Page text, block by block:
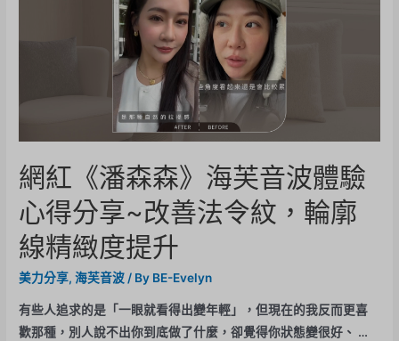
網紅《潘森森》海芙音波體驗
心得分享~改善法令紋，輪廓
線精緻度提升
美力分享,海芙音波 / By BE-Evelyn
有些人追求的是「一眼就看得出變年輕」，但現在的我反而更喜
歡那種，別人說不出你到底做了什麼，卻覺得你狀態變很好、 …